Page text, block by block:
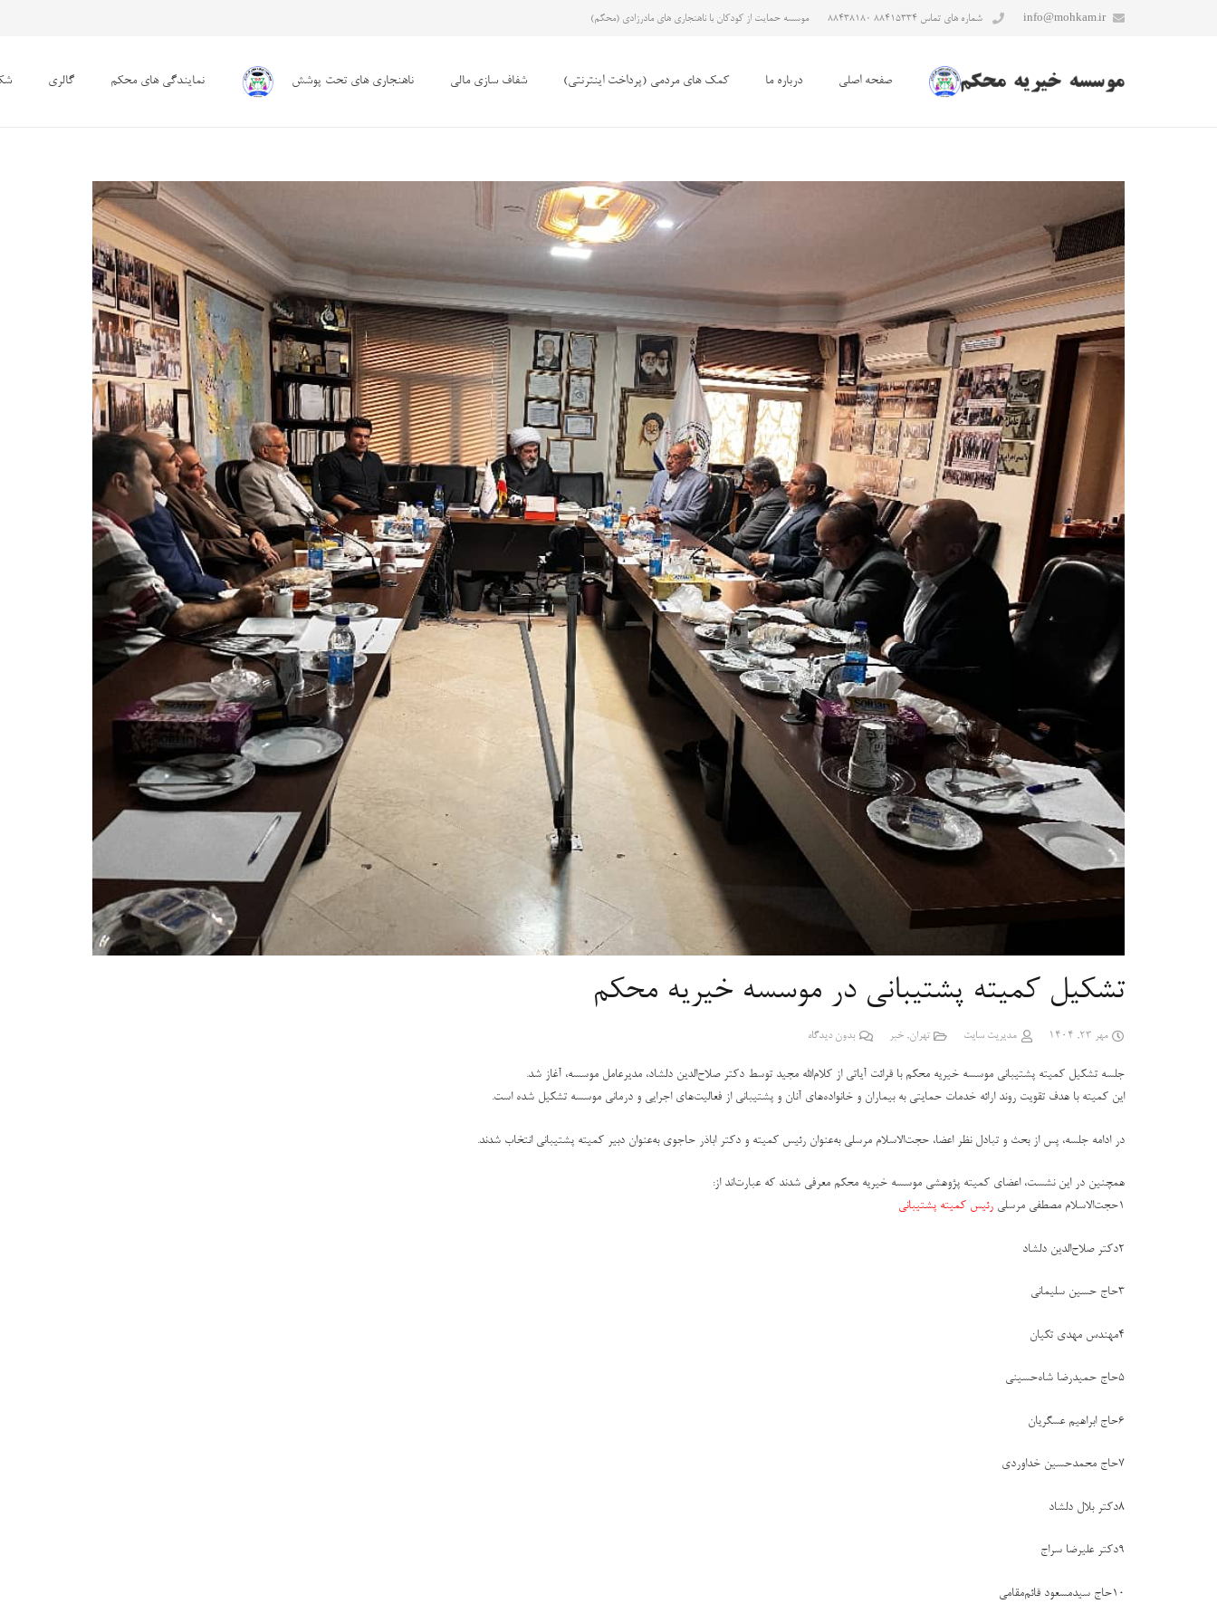
info@mohkam.ir شماره های تماس ۸۸۴۱۵۳۳۴ ۸۸۴۳۸۱۸۰ موسسه حمایت از کودکان با ناهنجاری های مادرزادی (محکم)
صفحه اصلی درباره ما کمک های مردمی (پرداخت اینترنتی) شفاف سازی مالی ناهنجاری های تحت پوشش نمایندگی های محکم گالری
تشکیل کمیته پشتیبانی در موسسه خیریه محکم
مهر 23, 1404 مدیریت سایت تهران,خبر بدون دیدگاه
جلسه تشکیل کمیته پشتیبانی موسسه خیریه محکم با قرائت آیاتی از کلام‌الله مجید توسط دکترصلاح‌الدین دلشاد، مدیرعامل موسسه، آغاز شد.
این کمیته با هدف تقویت روند ارائه خدمات حمایتی به بیماران و خانواده‌های آنان و پشتیبانی از فعالیت‌های اجرایی و درمانی موسسه تشکیل شده است.
در ادامه جلسه، پس از بحث و تبادل نظر اعضا، حجت‌الاسلام مرسلی به‌عنوان رئیس کمیته و دکتر اباذر حاجوی به‌عنوان دبیر کمیته پشتیبانی انتخاب شدند.
همچنین در این نشست، اعضای کمیته پژوهشی موسسه خیریه محکم معرفی شدند که عبارت‌اند از:
1حجت‌الاسلام مصطفی مرسلی رئیس کمیته پشتیبانی
2دکتر صلاح‌الدین دلشاد
3حاج حسین سلیمانی
4مهندس مهدی تکیان
5حاج حمیدرضا شاه‌حسینی
6حاج ابراهیم عسگریان
7حاج محمدحسین خداوردی
8دکتر بلال دلشاد
9دکتر علیرضا سراج
10حاج سیدمسعود قائم‌مقامی